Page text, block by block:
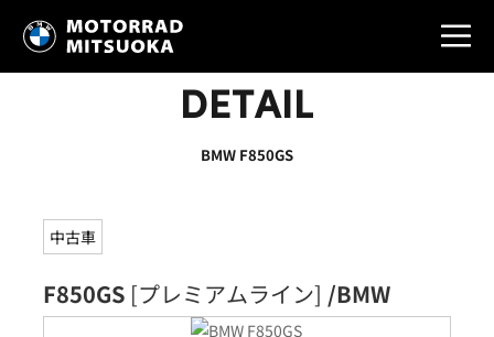
DETAIL
BMW F850GS
中古車
F850GS [プレミアムライン] /BMW